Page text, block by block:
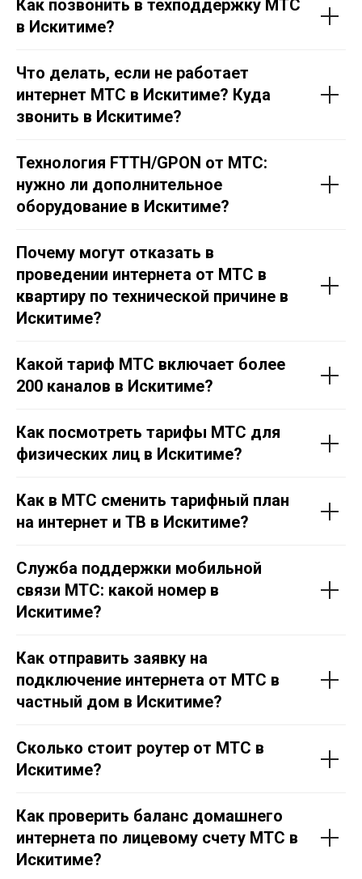
Как позвонить в техподдержку МТС
в Искитиме?
Что делать, если не работает
интернет МТС в Искитиме? Куда
звонить в Искитиме?
Технология FTTH/GPON от МТС:
нужно ли дополнительное
оборудование в Искитиме?
Почему могут отказать в
проведении интернета от МТС в
квартиру по технической причине в
Искитиме?
Какой тариф МТС включает более
200 каналов в Искитиме?
Как посмотреть тарифы МТС для
физических лиц в Искитиме?
Как в МТС сменить тарифный план
на интернет и ТВ в Искитиме?
Служба поддержки мобильной
связи МТС: какой номер в
Искитиме?
Как отправить заявку на
подключение интернета от МТС в
частный дом в Искитиме?
Сколько стоит роутер от МТС в
Искитиме?
Как проверить баланс домашнего
интернета по лицевому счету МТС в
Искитиме?